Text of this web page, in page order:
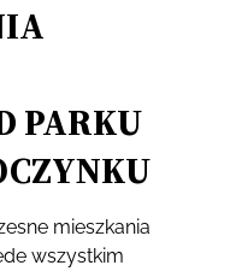
PARKU
mieszkania
wszystkim